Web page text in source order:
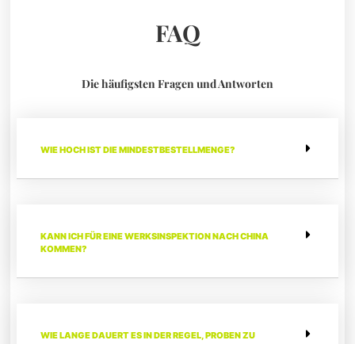
FAQ
Die häufigsten Fragen und Antworten
WIE HOCH IST DIE MINDESTBESTELLMENGE?
KANN ICH FÜR EINE WERKSINSPEKTION NACH CHINA
KOMMEN?
WIE LANGE DAUERT ES IN DER REGEL, PROBEN ZU